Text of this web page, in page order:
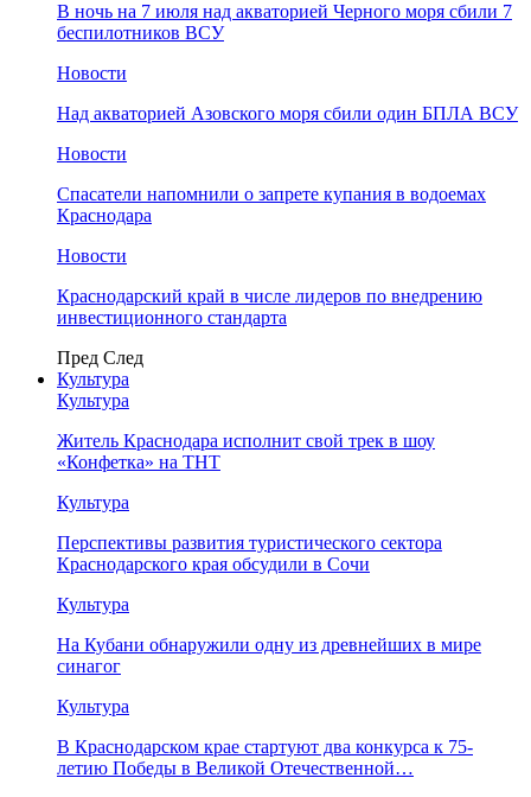
В ночь на 7 июля над акваторией Черного моря сбили 7
беспилотников ВСУ
Новости
Над акваторией Азовского моря сбили один БПЛА ВСУ
Новости
Спасатели напомнили о запрете купания в водоемах
Краснодара
Новости
Краснодарский край в числе лидеров по внедрению
инвестиционного стандарта
Пред След
Культура
Культура
Житель Краснодара исполнит свой трек в шоу
«Конфетка» на ТНТ
Культура
Перспективы развития туристического сектора
Краснодарского края обсудили в Сочи
Культура
На Кубани обнаружили одну из древнейших в мире
синагог
Культура
В Краснодарском крае стартуют два конкурса к 75-
летию Победы в Великой Отечественной…